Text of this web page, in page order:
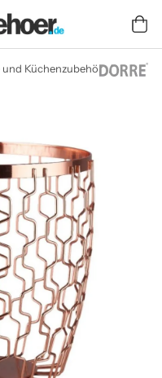
Küchenzubehör /